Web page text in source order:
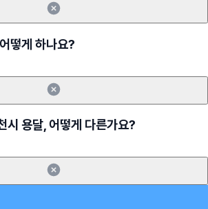
떻게 하나요?
시 용달, 어떻게 다른가요?